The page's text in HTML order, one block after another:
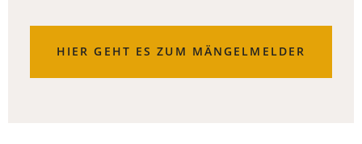
HIER GEHT ES ZUM MÄNGELMELDER
(ÖFFNET
EINEM